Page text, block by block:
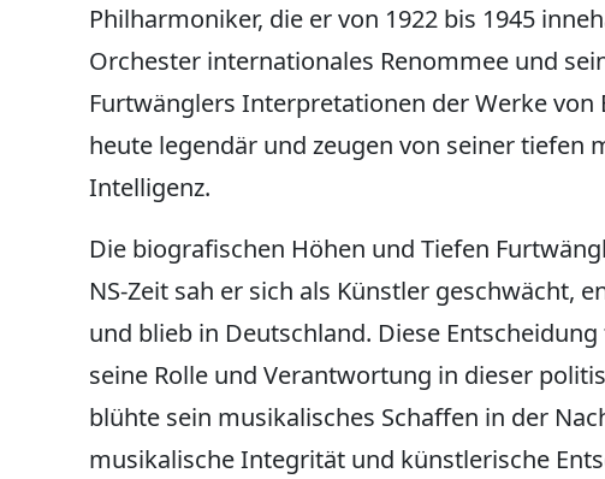
Philharmoniker, die er von 1922 bis 1945
Orchester internationales Renommee und
Furtwänglers Interpretationen der Werke
heute legendär und zeugen von seiner tiefen
Intelligenz.
Die biografischen Höhen und Tiefen
NS-Zeit sah er sich als Künstler geschwächt,
und blieb in Deutschland. Diese
seine Rolle und Verantwortung in dieser
blühte sein musikalisches Schaffen in der
musikalische Integrität und künstlerische